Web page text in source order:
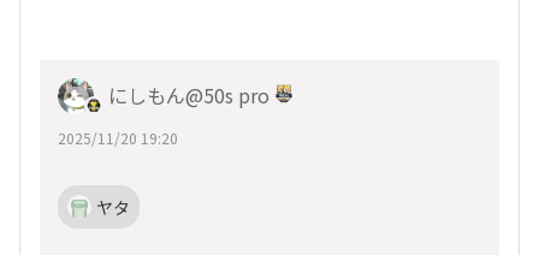
にしもん@50s pro
2025/11/20 19:20
ヤタ